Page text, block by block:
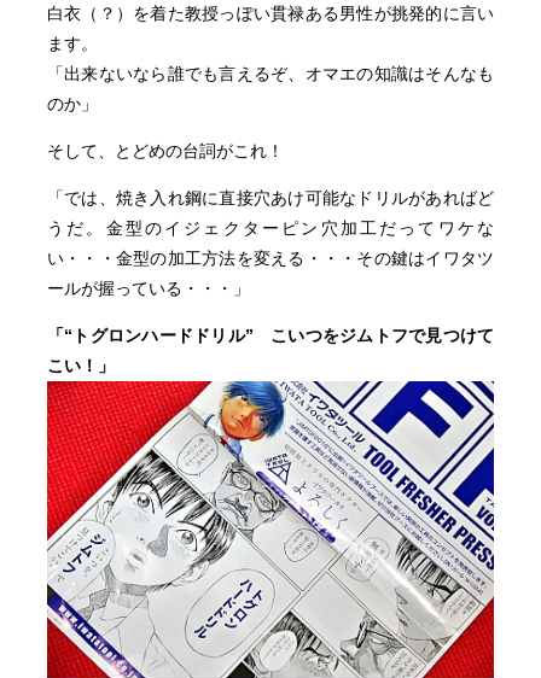
白衣（？）を着た教授っぽい貫禄ある男性が挑発的に言い
ます。
「出来ないなら誰でも言えるぞ、オマエの知識はそんなも
のか」
そして、とどめの台詞がこれ！
「では、焼き入れ鋼に直接穴あけ可能なドリルがあればど
うだ。金型のイジェクターピン穴加工だってワケな
い・・・金型の加工方法を変える・・・その鍵はイワタツ
ールが握っている・・・」
「“トグロンハードドリル” こいつをジムトフで見つけて
こい！」